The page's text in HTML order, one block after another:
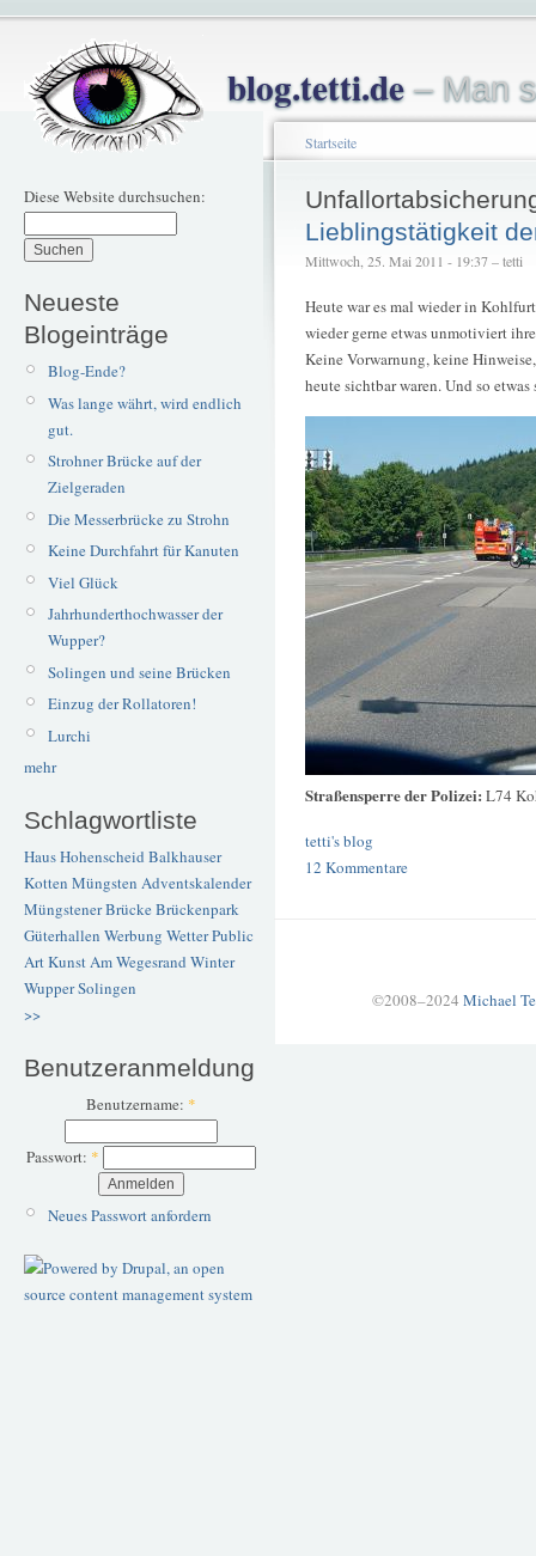
blog.tetti.de– Man
Diese Website durchsuchen:
Neueste
Blogeinträge
Blog-Ende?
Was lange währt, wird endlich
gut.
Strohner Brücke auf der
Zielgeraden
Die Messerbrücke zu Strohn
Keine Durchfahrt für Kanuten
Viel Glück
Jahrhunderthochwasser der
Wupper?
Solingen und seine Brücken
Einzug der Rollatoren!
Lurchi
mehr
Schlagwortliste
Haus Hohenscheid Balkhauser
Kotten Müngsten Adventskalender
Müngstener BrückeBrückenpark
Güterhallen Werbung WetterPublic
ArtKunstAm Wegesrand Winter
WupperSolingen
>>
Benutzeranmeldung
Benutzername: *
Passwort: *
Neues Passwort anfordern
Startseite
Lieblingstätigkeit
Mittwoch, 25. Mai 2011 - 19:37 – tetti
Heute war es mal wieder in
wieder gerne etwas unmotiviert
Keine Vorwarnung, keine
heute sichtbar waren. Und so
Straßensperre der Polizei: L74
tetti's blog
12 Kommentare
©2008–2024 Michael